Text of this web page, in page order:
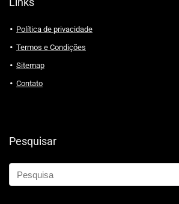
Política de privacidade
Termos e Condições
Sitemap
Contato
Pesquisar